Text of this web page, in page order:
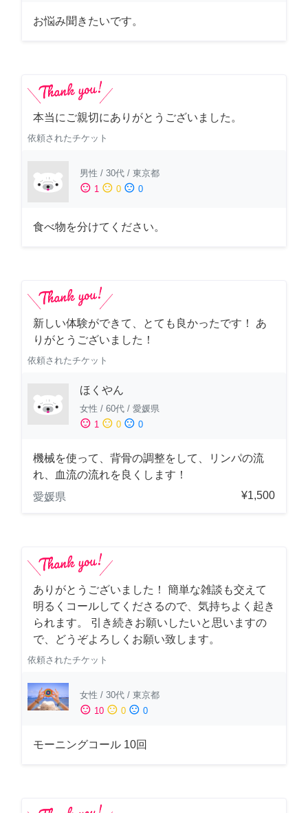
お悩み聞きたいです。
本当にご親切にありがとうございました。
依頼されたチケット
男性 / 30代 / 東京都
sentiment_satisfied 1 sentiment_neutral 0 sentiment_dissatisfied 0
食べ物を分けてください。
新しい体験ができて、とても良かったです！ あ
りがとうございました！
依頼されたチケット
ほくやん
女性 / 60代 / 愛媛県
sentiment_satisfied 1 sentiment_neutral 0 sentiment_dissatisfied 0
機械を使って、背骨の調整をして、リンパの流
れ、血流の流れを良くします！
愛媛県
¥1,500
ありがとうございました！ 簡単な雑談も交えて
明るくコールしてくださるので、気持ちよく起き
られます。 引き続きお願いしたいと思いますの
で、どうぞよろしくお願い致します。
依頼されたチケット
女性 / 30代 / 東京都
sentiment_satisfied 10 sentiment_neutral 0 sentiment_dissatisfied 0
モーニングコール 10回